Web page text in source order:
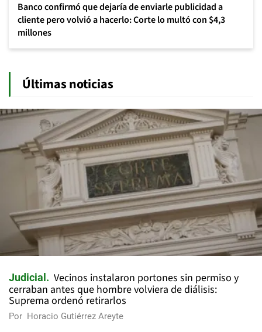
Banco confirmó que dejaría de enviarle publicidad a
cliente pero volvió a hacerlo: Corte lo multó con $4,3
millones
Últimas noticias
Judicial
Vecinos instalaron portones sin permiso y
cerraban antes que hombre volviera de diálisis:
Suprema ordenó retirarlos
Por Horacio Gutiérrez Areyte